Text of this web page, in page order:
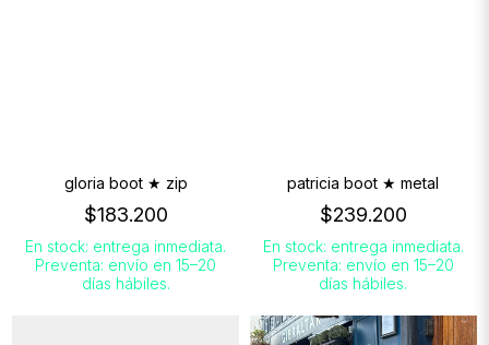
gloria boot ★ zip
$183.200
En stock: entrega inmediata.
Preventa: envío en 15–20
días hábiles.
patricia boot ★ metal
$239.200
En stock: entrega inmediata.
Preventa: envío en 15–20
días hábiles.